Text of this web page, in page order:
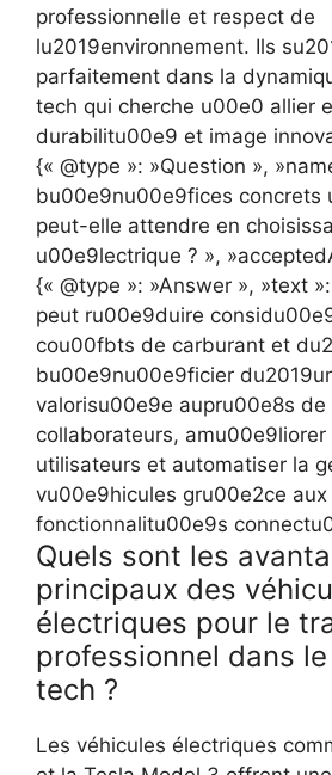
professionnelle et respect de
lu2019environnement. Ils
parfaitement dans la
tech qui cherche u00e0 allier
durabilitu00e9 et image
{« @type »: »Question »,
bu00e9nu00e9fices concrets
peut-elle attendre en
u00e9lectrique ? »,
{« @type »: »Answer », »text
peut ru00e9duire
cou00fbts de carburant et
bu00e9nu00e9ficier
valorisu00e9e aupru00e8s
collaborateurs,
utilisateurs et automatiser la
vu00e9hicules gru00e2ce aux
fonctionnalitu00e9s
Quels sont les
principaux des
électriques pour le
professionnel dans
tech ?
Les véhicules électriques